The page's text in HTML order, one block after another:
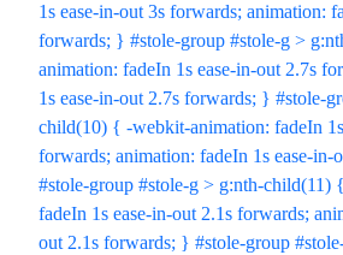
1s ease-in-out 3s forwards; animation:
forwards; } #stole-group #stole-g >
animation: fadeIn 1s ease-in-out 2.7s
1s ease-in-out 2.7s forwards; } #stole-
child(10) { -webkit-animation: fadeIn
forwards; animation: fadeIn 1s ease-in-
#stole-group #stole-g > g:nth-child(11)
fadeIn 1s ease-in-out 2.1s forwards;
out 2.1s forwards; } #stole-group